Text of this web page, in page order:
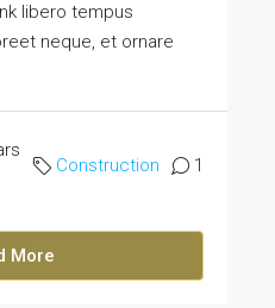
libero tempus
neque, et ornare
Construction 1
More